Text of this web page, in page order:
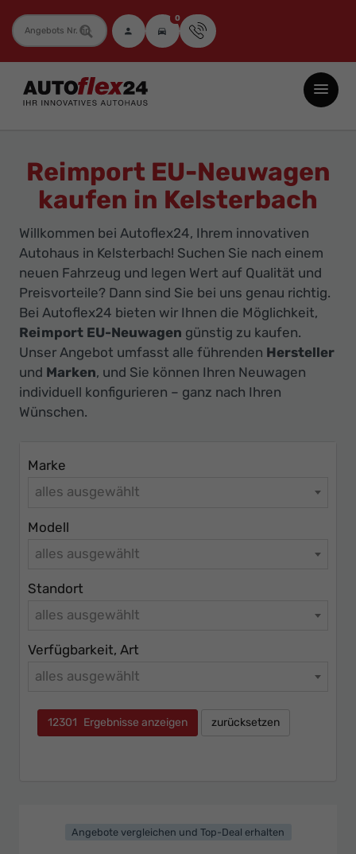
Fahrzeugnummer 0
Autoflex24
GmbH
Neuwagen
Jahreswagen
Gebrauchtwagen
zu
Top-
Preisen
-
Ihr
Innovatives
Autohaus
Reimport EU-Neuwagen
kaufen in Kelsterbach
Willkommen bei Autoflex24, Ihrem innovativen
Autohaus in Kelsterbach! Suchen Sie nach einem
neuen Fahrzeug und legen Wert auf Qualität und
Preisvorteile? Dann sind Sie bei uns genau richtig.
Bei Autoflex24 bieten wir Ihnen die Möglichkeit,
Reimport EU-Neuwagen günstig zu kaufen.
Unser Angebot umfasst alle führenden Hersteller
und Marken, und Sie können Ihren Neuwagen
individuell konfigurieren – ganz nach Ihren
Wünschen.
Marke
alles ausgewählt
Modell
alles ausgewählt
Standort
alles ausgewählt
Verfügbarkeit, Art
alles ausgewählt
12301 Ergebnisse anzeigen zurücksetzen
Angebote vergleichen und Top-Deal erhalten